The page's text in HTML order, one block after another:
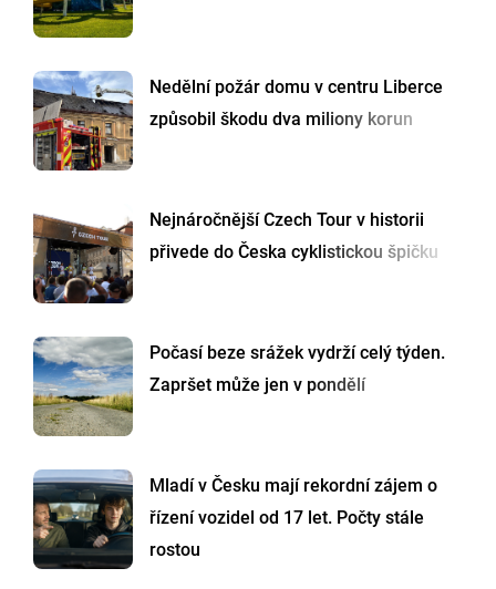
Nedělní požár domu v centru Liberce
způsobil škodu dva miliony korun
Nejnáročnější Czech Tour v historii
přivede do Česka cyklistickou špičku
Počasí beze srážek vydrží celý týden.
Zapršet může jen v pondělí
Mladí v Česku mají rekordní zájem o
řízení vozidel od 17 let. Počty stále
rostou